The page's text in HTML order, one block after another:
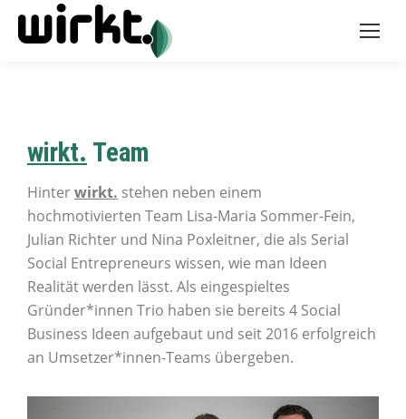
wirkt. Team
Hinterwirkt. stehen neben einem
hochmotivierten Team Lisa-Maria Sommer-Fein,
Julian Richter und Nina Poxleitner, die als Serial
Social Entrepreneurs wissen, wie man Ideen
Realität werden lässt. Als eingespieltes
Gründer*innen Trio haben sie bereits 4 Social
Business Ideen aufgebaut und seit 2016 erfolgreich
an Umsetzer*innen-Teams übergeben.